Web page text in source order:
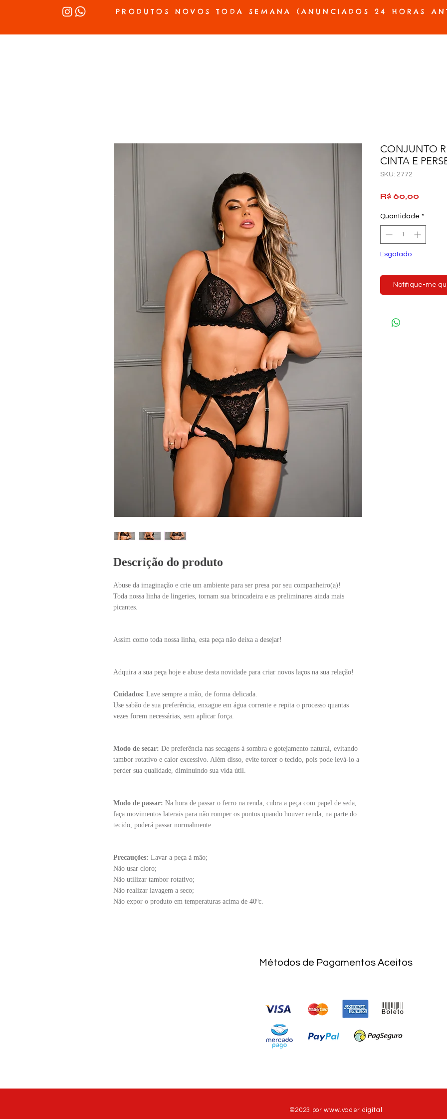
PRODUTOS NOVOS TODA SEMANA (ANUNCIADOS 24 HORAS
Descrição do produto
Abuse da imaginação e crie um ambiente para ser presa por seu companheiro(a)!
Toda nossa linha de lingeries, tornam sua brincadeira e as preliminares ainda mais
picantes.
Assim como toda nossa linha, esta peça não deixa a desejar!
Adquira a sua peça hoje e abuse desta novidade para criar novos laços na sua relação!
Cuidados: Lave sempre a mão, de forma delicada.
Use sabão de sua preferência, enxague em água corrente e repita o processo quantas
vezes forem necessárias, sem aplicar força.
Modo de secar: De preferência nas secagens à sombra e gotejamento natural, evitando
tambor rotativo e calor excessivo. Além disso, evite torcer o tecido, pois pode levá-lo a
perder sua qualidade, diminuindo sua vida útil.
Modo de passar: Na hora de passar o ferro na renda, cubra a peça com papel de seda,
faça movimentos laterais para não romper os pontos quando houver renda, na parte do
tecido, poderá passar normalmente.
Precauções: Lavar a peça à mão;
Não usar cloro;
Não utilizar tambor rotativo;
Não realizar lavagem a seco;
Não expor o produto em temperaturas acima de 40ºc.
CONJUNTO
CINTA E
SKU: 2772
R$ 60,00
Quantidade *
Esgotado
Notifique-me
Métodos de Pagamentos Aceitos
©2023 porwww.vader.digital